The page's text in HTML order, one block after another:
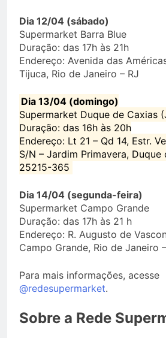
Dia 12/04 (sábado)
Supermarket Barra Blue
Duração: das 17h às 21h
Endereço: Avenida das
Tijuca, Rio de Janeiro – RJ
Dia 13/04 (domingo)
Supermarket Duque de Caxias
Duração: das 16h às 20h
Endereço: Lt 21 – Qd 14, Estr.
S/N – Jardim Primavera, Duque
25215-365
Dia 14/04 (segunda-feira)
Supermarket Campo Grande
Duração: das 17h às 21 h
Endereço: R. Augusto de
Campo Grande, Rio de Janeiro
Para mais informações, acesse
@redesupermarket.
Sobre a Rede